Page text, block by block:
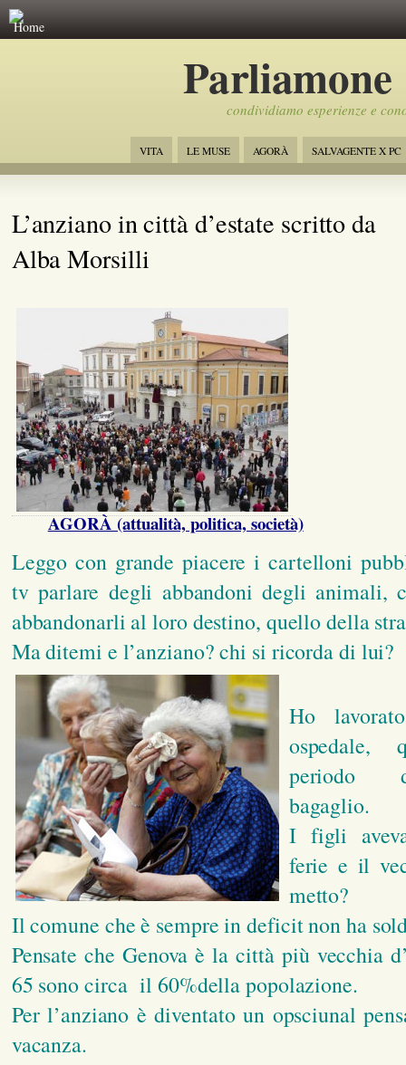
Home
Parliamone
condividiamo esperienze e
VITA LE MUSE AGORÀ SALVAGENTE X PC
L’anziano in città d’estate scritto da
Alba Morsilli
AGORÀ (attualità, politica, società)
Leggo con grande piacere i cartelloni
tv parlare degli abbandoni degli animali,
abbandonarli al loro destino, quello della
Ma ditemi e l’anziano? chi si ricorda di lui?
Ho
periodo
bagaglio.
I figli
ferie e il
metto?
Il comune che è sempre in deficit non ha
Pensate che Genova è la città più vecchia
65 sono circa il 60%della popolazione.
Per l’anziano è diventato un opsciunal
vacanza.